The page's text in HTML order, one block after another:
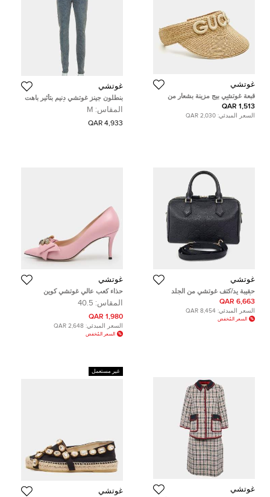
غوتشي
قبعة غوتشي بيج مزينة بشعار من
القش ستيلّا مقاس 58
1,513 QAR
السعر المبدئي: 2,030 QAR
غوتشي
بنطلون جينز غوتشي دنيم بتأثير باهت
مطبوع بشعار الماركة أزرق مقاس
متوسط (ميديوم)
المقاس: M
4,933 QAR
غوتشي
حقيبة يد/كتف غوتشي من الجلد
(815255)
6,663 QAR
السعر المبدئي: 8,454 QAR
السعر المُخفض
غوتشي
حذاء كعب عالي غوتشي كوين
مارغريت جلد زهري مقاس 40.5
المقاس: 40.5
1,980 QAR
السعر المبدئي: 2,648 QAR
السعر المُخفض
غوتشي
غير مستعمل
غوتشي